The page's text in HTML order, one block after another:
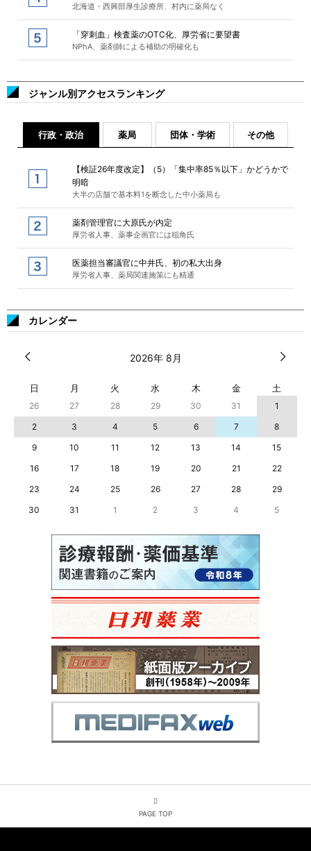
北海道・西興部厚生診療所、村内に薬局なく
「穿刺血」検査薬のOTC化、厚労省に要望書
NPhA、薬剤師による補助の明確化も
ジャンル別アクセスランキング
行政・政治 薬局 団体・学術 その他
【検証26年度改定】（5）「集中率85％以下」かどうかで
明暗
大半の店舗で基本料1を断念した中小薬局も
薬剤管理官に大原氏が内定
厚労省人事、薬事企画官には稲角氏
医薬担当審議官に中井氏、初の私大出身
厚労省人事、薬局関連施策にも精通
カレンダー
2026年 8月
日 月 火 水 木 金 土
26 27 28 29 30 31
1
2
3 4 5 6 7
8
9
10 11 12 13 14
15
16
17 18 19 20 21
22
23
24 25 26 27 28
29
30
31 1 2 3 4 5
PAGE TOP